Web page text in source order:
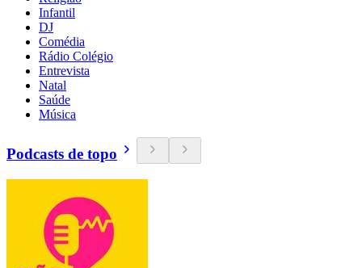
Infantil
DJ
Comédia
Rádio Colégio
Entrevista
Natal
Saúde
Música
Podcasts de topo